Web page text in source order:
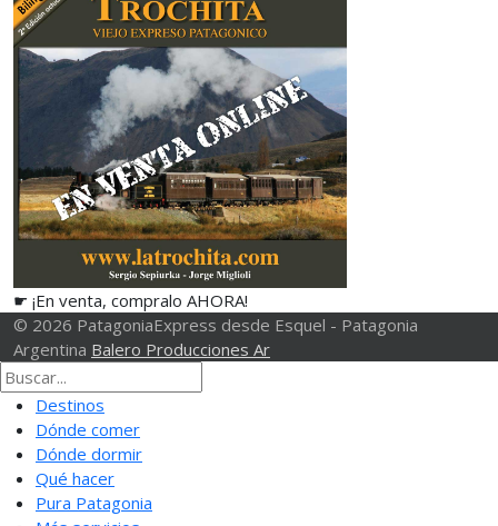
☛ ¡En venta, compralo AHORA!
© 2026 PatagoniaExpress desde Esquel - Patagonia
Argentina Balero Producciones Ar
Destinos
Dónde comer
Dónde dormir
Qué hacer
Pura Patagonia